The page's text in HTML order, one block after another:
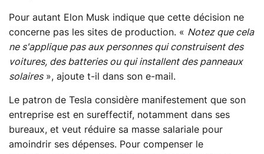
Pour autant Elon Musk indique que cette décision ne
concerne pas les sites de production. « Notez que cela
ne s'applique pas aux personnes qui construisent des
voitures, des batteries ou qui installent des panneaux
solaires», ajoute t-il dans son e-mail.
Le patron de Tesla considère manifestement que son
entreprise est en sureffectif, notamment dans ses
bureaux, et veut réduire sa masse salariale pour
amoindrir ses dépenses. Pour compenser le